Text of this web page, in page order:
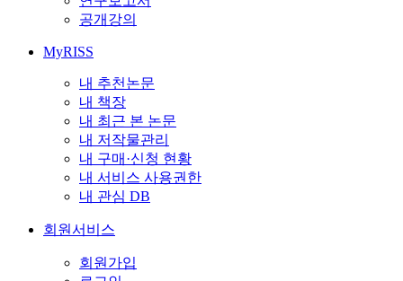
공개강의
MyRISS
내 추천논문
내 책장
내 최근 본 논문
내 저작물관리
내 구매·신청 현황
내 서비스 사용권한
내 관심 DB
회원서비스
회원가입